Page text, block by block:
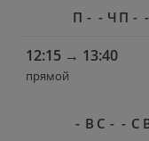
П - - Ч П - -
12:15 → 13:40
прямой
- В С - - С